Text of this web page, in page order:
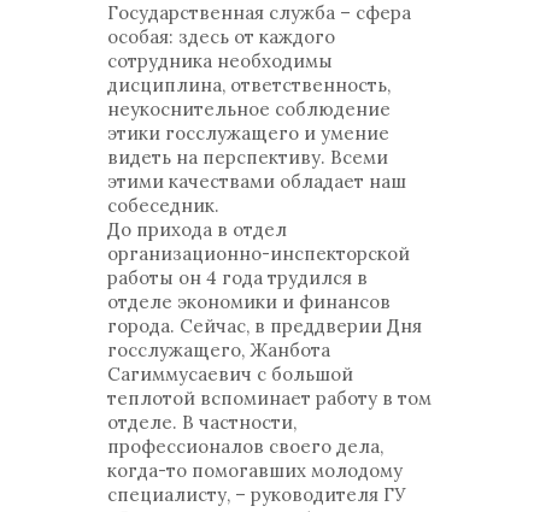
Государственная служба – сфера
особая: здесь от каждого
сотрудника необходимы
дисциплина, ответственность,
неукоснительное соблюдение
этики госслужащего и умение
видеть на перспективу. Всеми
этими качествами обладает наш
собеседник.
До прихода в отдел
организационно-инспекторской
работы он 4 года трудился в
отделе экономики и финансов
города. Сейчас, в преддверии Дня
госслужащего, Жанбота
Сагиммусаевич с большой
теплотой вспоминает работу в том
отделе. В частности,
профессионалов своего дела,
когда-то помогавших молодому
специалисту, – руководителя ГУ